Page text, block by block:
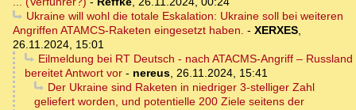
Ukraine will wohl die totale Eskalation: Ukraine soll bei weiteren
Angriffen ATAMCS-Raketen eingesetzt haben. - XERXES,
26.11.2024, 15:01
Eilmeldung bei RT Deutsch - nach ATACMS-Angriff – Russland
bereitet Antwort vor - nereus, 26.11.2024, 15:41
Der Ukraine sind Raketen in niedriger 3-stelliger Zahl
geliefert worden, und potentielle 200 Ziele seitens der